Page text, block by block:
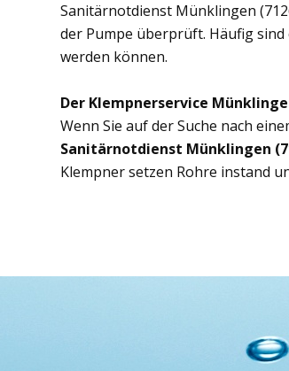
Sanitärnotdienst Münklingen
der Pumpe überprüft. Häufig
werden können.
Der Klempnerservice
Wenn Sie auf der Suche nach
Sanitärnotdienst Münklingen
Klempner setzen Rohre instand